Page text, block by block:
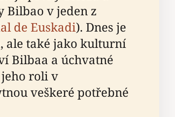
Bilbao v jeden z
de Euskadi). Dnes je
ale také jako kulturní
Bilbaa a úchvatné
roli v
veškeré potřebné